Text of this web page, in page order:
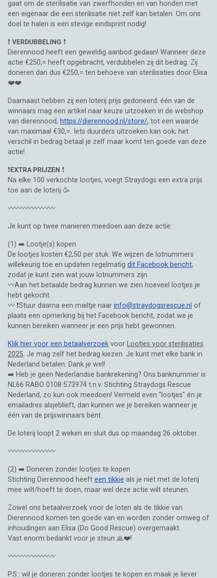
gaat om de sterilisatie van zwerfhonden en van honden met
een eigenaar die een sterilisatie niet zelf kan betalen. Om ons
doel te halen is een stevige eindsprint nodig!
❗ VERDUBBELING ❗
Dierennood heeft een geweldig aanbod gedaan! Wanneer deze
actie €250,= heeft opgebracht, verdubbelen zij dit bedrag. Zij
doneren dan dus €250,= ten behoeve van sterilisaties door Elisa
❤️❤️
Daarnaast hebben zij een loterij prijs gedoneerd: één van de
winnaars mag een artikel naar keuze uitzoeken in de webshop
van dierennood, https://dierennood.nl/store/, tot een waarde
van maximaal €30,=. Iets duurders uitzoeken kan ook; het
verschil in bedrag betaal je zelf maar komt ten goede van deze
actie!
❗EXTRA PRIJZEN ❗
Na elke 100 verkochte lootjes, voegt Straydogs een extra prijs
toe aan de loterij 🥳
〰️〰️〰️〰️〰️〰️〰️
Je kunt op twee manieren meedoen aan deze actie:
(1) ➡️ Lootje(s) kopen
De lootjes kosten €2,50 per stuk. We wijzen de lotnummers
willekeurig toe en updaten regelmatig dit Facebook bericht,
zodat je kunt zien wat jouw lotnummers zijn.
〰️Aan het betaalde bedrag kunnen we zien hoeveel lootjes je
hebt gekocht.
〰️ ❗Stuur daarna een mailtje naar info@straydogsrescue.nl of
plaats een opmerking bij het Facebook bericht, zodat we je
kunnen bereiken wanneer je een prijs hebt gewonnen.
Klik hier voor een betaalverzoek voor Lootjes voor sterilisaties
2025. Je mag zelf het bedrag kiezen. Je kunt met elke bank in
Nederland betalen. Dank je wel!
➡️ Heb je geen Nederlandse bankrekening? Ons banknummer is
NL66 RABO 0108 573974 t.n.v. Stichting Straydogs Rescue
Nederland, zo kun ook meedoen! Vermeld even "lootjes" én je
emailadres alsjeblieft, dan kunnen we je bereiken wanneer je
één van de prijswinnaars bent.
De loterij loopt 2 weken en sluit dus op maandag 26 oktober.
〰️〰️〰️〰️〰️〰️〰️
(2) ➡️ Doneren zonder lootjes te kopen
Stichting Dierennood heeft een tikkie als je niet met de loterij
mee wilt/hoeft te doen, maar wel deze actie wilt steunen.
Zowel ons betaalverzoek voor de loten als de tikkie van
Dierennood komen ten goede van en worden zonder omweg of
inhoudingen aan Elisa (Do Good Rescue) overgemaakt.
Vast enorm bedankt voor je steun 🙏❤️!
〰️〰️〰️〰️〰️〰️〰️
P.S.: wil je doneren zonder lootjes te kopen en maak je liever